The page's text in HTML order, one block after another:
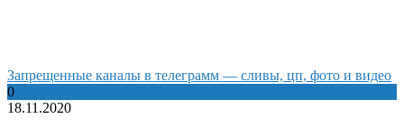
Запрещенные каналы в телеграмм — сливы, цп, фото и видео
0
18.11.2020